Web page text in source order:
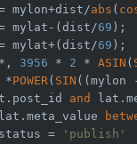
mylon+dist/abs (
mylat-(dist/69
mylat+(dist/69
3956 * 2 * ASIN (
*POWER( SIN ((mylon
and
=
'publish'